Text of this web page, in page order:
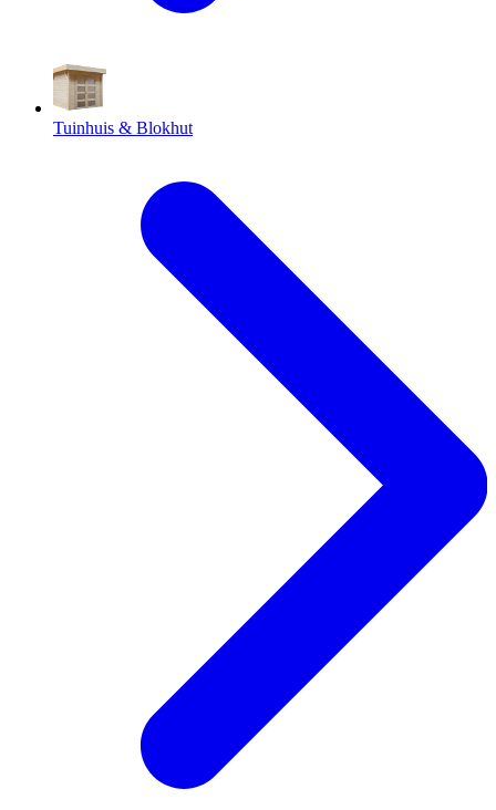
Tuinhuis & Blokhut